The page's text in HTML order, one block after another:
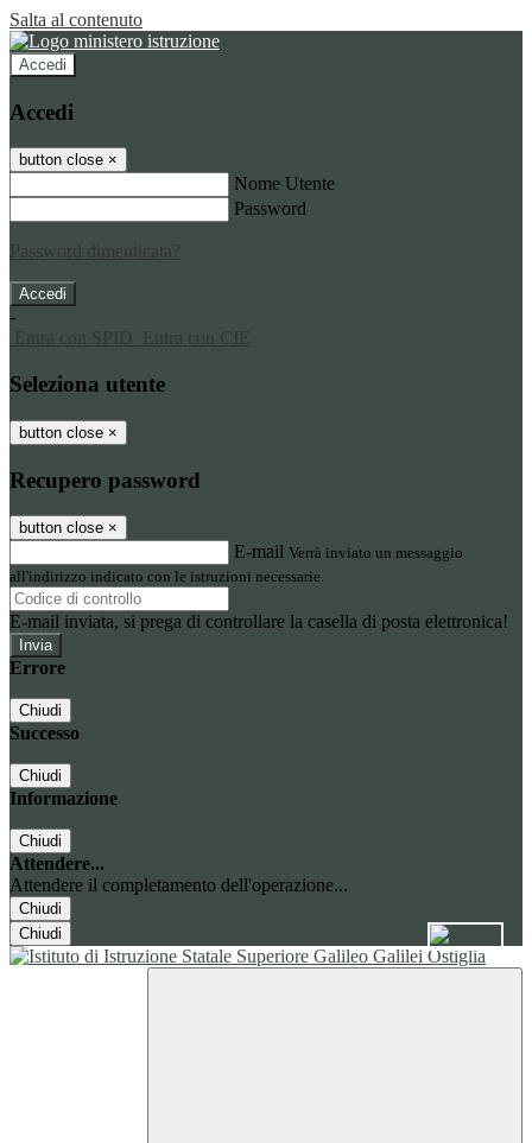
Salta al contenuto
Accedi
Accedi
button close ×
Nome Utente
Password
Password dimenticata?
-
Entra con SPID
Entra con CIE
Seleziona utente
button close ×
Recupero password
button close ×
E-mail Verrà inviato un messaggio
all'indirizzo indicato con le istruzioni necessarie.
E-mail inviata, si prega di controllare la casella di posta elettronica!
Errore
Chiudi
Successo
Chiudi
Informazione
Chiudi
Attendere...
Attendere il completamento dell'operazione...
Chiudi
Chiudi